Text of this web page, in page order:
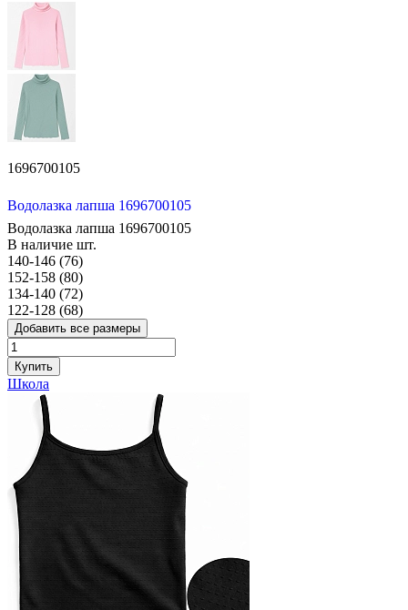
1696700105
Водолазка лапша 1696700105
Водолазка лапша 1696700105
В наличие шт.
140-146 (76)
152-158 (80)
134-140 (72)
122-128 (68)
Добавить все размеры
Купить
Школа